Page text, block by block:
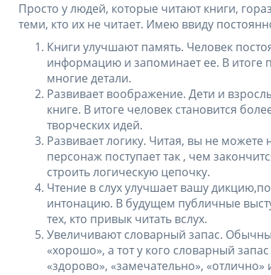
Просто у людей, которые читают книги,
теми, кто их не читает. Имею ввиду
Книги улучшают память. Человек
информацию и запоминает ее. В итоге
многие детали.
Развивает воображение. Дети и
книге. В итоге человек становится
творческих идей.
Развивает логику. Читая, вы не
персонаж поступает так , чем
строить логическую цепочку.
Чтение в слух улучшает вашу
интонацию. В будущем публичные
тех, кто привык читать вслух.
Увеличивают словарный запас.
«хорошо», а тот у кого словарный
«здорово», «замечательно», «отлично»